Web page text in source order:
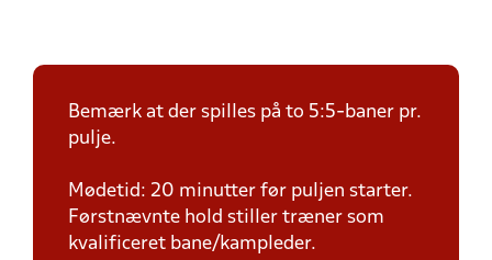
Bemærk at der spilles på to 5:5-baner pr.
pulje.
Mødetid: 20 minutter før puljen starter.
Førstnævnte hold stiller træner som
kvalificeret bane/kampleder.